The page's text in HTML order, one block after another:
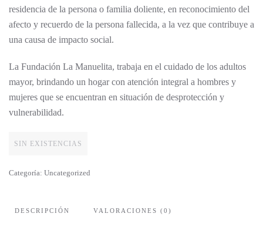
residencia de la persona o familia doliente, en reconocimiento del
afecto y recuerdo de la persona fallecida, a la vez que contribuye a
una causa de impacto social.
La Fundación La Manuelita, trabaja en el cuidado de los adultos
mayor, brindando un hogar con atención integral a hombres y
mujeres que se encuentran en situación de desprotección y
vulnerabilidad.
SIN EXISTENCIAS
Categoría: Uncategorized
DESCRIPCIÓN VALORACIONES (0)